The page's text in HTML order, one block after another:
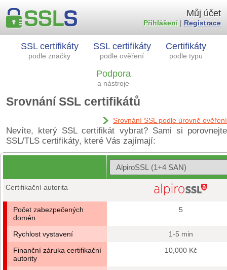
SSL certifikáty
podle značky
SSL certifikáty
podle ověření
Certifikáty
podle typu
Podpora
a nástroje
Můj účet
Přihlášení| Registrace
Srovnání SSL certifikátů
Srovnání SSL podle úrovně ověření
Nevíte, který SSL certifikát vybrat? Sami si porovnejte
SSL/TLS certifikáty, které Vás zajímají:
Certifikační autorita
Počet zabezpečených
domén
5
Rychlost vystavení
1-5 min
Finanční záruka certifikační
autority
10,000 Kč